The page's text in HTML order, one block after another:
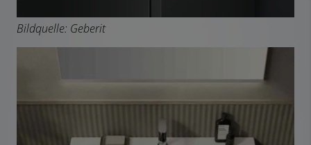
Bildquelle: Geberit